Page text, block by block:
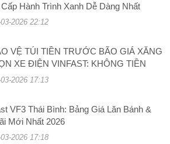
Hành Trình Xanh Dễ Dàng Nhất
2026 22:12
VỆ TÚI TIỀN TRƯỚC BÃO GIÁ XĂNG
XE ĐIỆN VINFAST: KHÔNG TIỀN
TĂNG GIÁ TRỊ!
2026 17:13
VF3 Thái Bình: Bảng Giá Lăn Bánh &
Mới Nhất 2026
2026 17:18